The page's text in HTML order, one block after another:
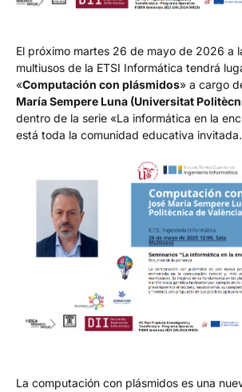
El próximo martes 26 de mayo de 2026 a
multiusos de la ETSI Informática tendrá
«Computación con plásmidos» a cargo
María Sempere Luna (Universitat
dentro de la serie «La informática en la
está toda la comunidad educativa invitada.
La computación con plásmidos es una